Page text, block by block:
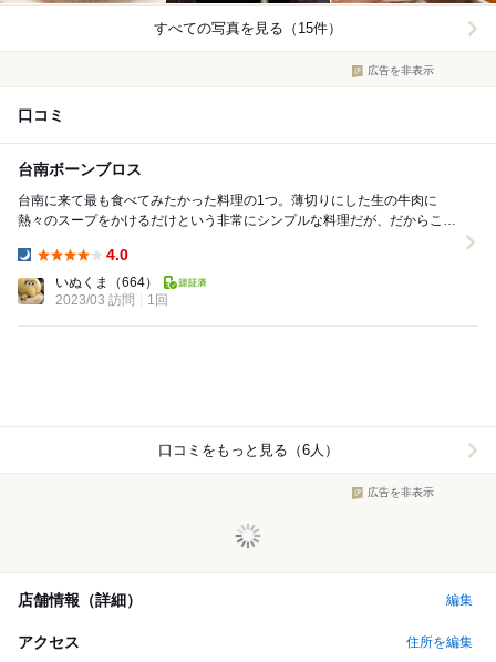
すべての写真を見る（15件）
広告を非表示
口コミ
台南ボーンブロス
台南に来て最も食べてみたかった料理の1つ。薄切りにした生の牛肉に
熱々のスープをかけるだけという非常にシンプルな料理だが、だからこそ
4.0
いぬくま
（664）
2023/03 訪問
1回
口コミをもっと見る（6人）
広告を非表示
店舗情報（詳細） 編集
アクセス 住所を編集